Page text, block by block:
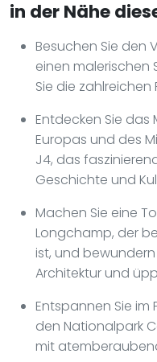
in der Nähe
Besuchen Sie den
einen
Sie die
Entdecken Sie das
Europas und des
J4, das
Geschichte und
Machen Sie eine
Longchamp, der
ist, und
Architektur und
Entspannen Sie im
den Nationalpark
mit